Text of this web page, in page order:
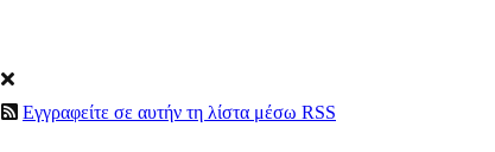
Εγγραφείτε σε αυτήν τη λίστα μέσω RSS